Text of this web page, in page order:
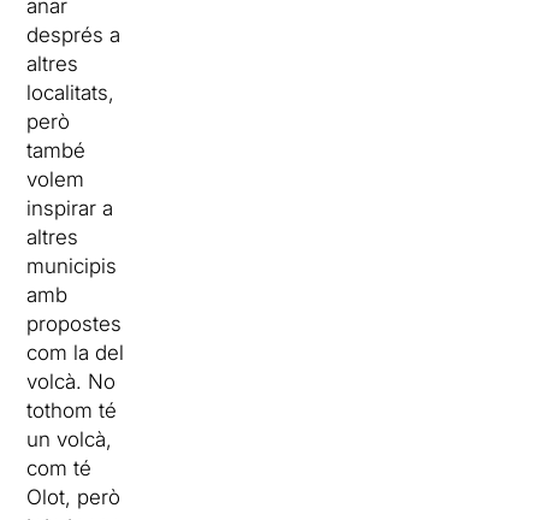
anar
després a
altres
localitats,
però
també
volem
inspirar a
altres
municipis
amb
propostes
com la del
volcà. No
tothom té
un volcà,
com té
Olot, però